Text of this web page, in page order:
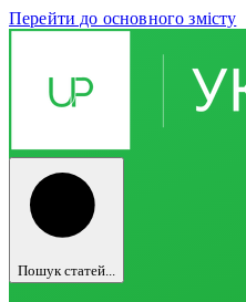
Перейти до основного змісту
Пошук статей...